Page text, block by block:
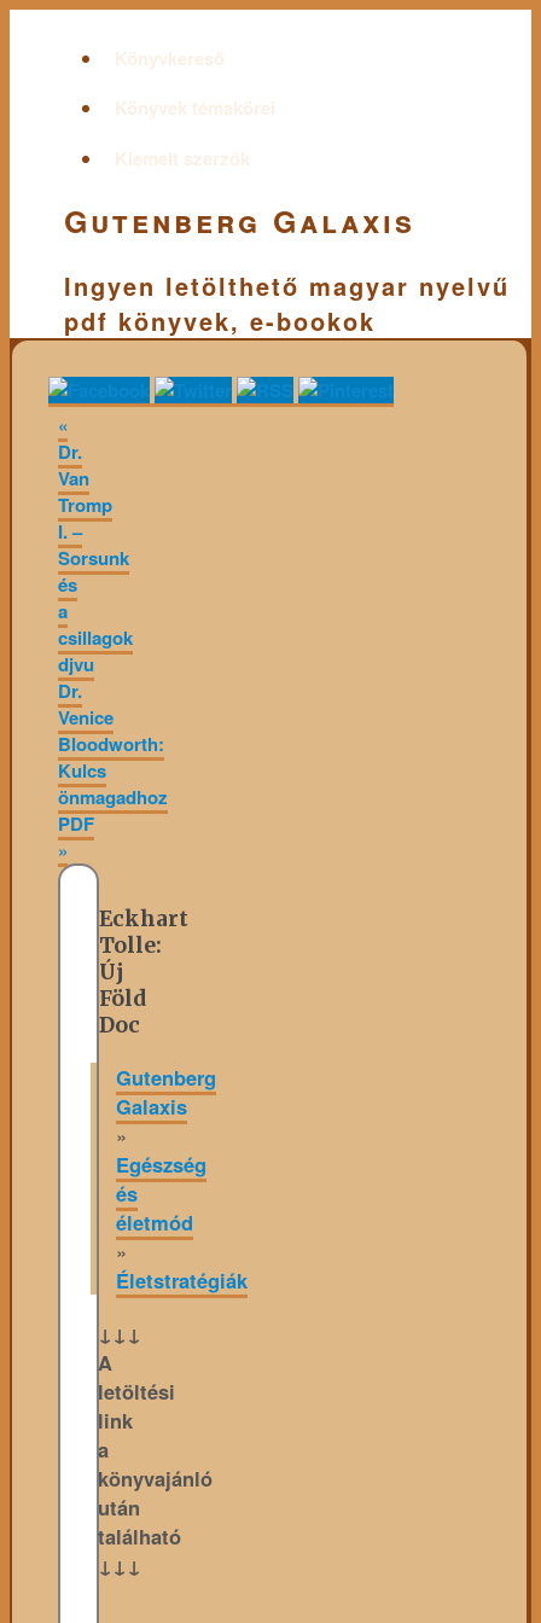
Könyvkereső
Könyvek témakörei
Kiemelt szerzők
Gutenberg Galaxis
Ingyen letölthető magyar nyelvű
pdf könyvek, e-bookok
«
Dr.
Van
Tromp
I. –
Sorsunk
és
a
csillagok
djvu
Dr.
Venice
Bloodworth:
Kulcs
önmagadhoz
PDF
»
Eckhart
Tolle:
Új
Föld
Doc
Gutenberg
Galaxis
»
Egészség
és
életmód
»
Életstratégiák
↓↓↓
A
letöltési
link
a
könyvajánló
után
található
↓↓↓